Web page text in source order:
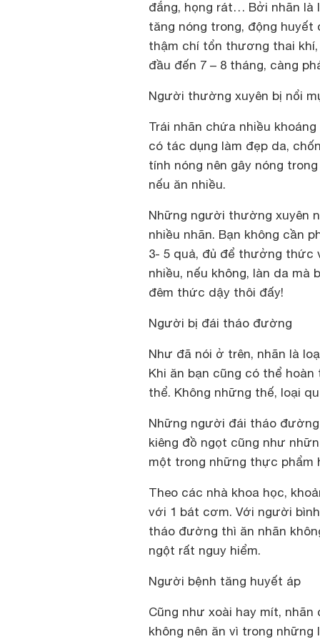
đắng, họng rát… Bởi nhãn là
tăng nóng trong, động
thậm chí tổn thương thai
đầu đến 7 – 8 tháng, càng
Người thường xuyên bị nổi
Trái nhãn chứa nhiều
có tác dụng làm đẹp da,
tính nóng nên gây nóng
nếu ăn nhiều.
Những người thường xuyên
nhiều nhãn. Bạn không cần
3- 5 quả, đủ để thưởng thức
nhiều, nếu không, làn da mà
đêm thức dậy thôi đấy!
Người bị đái tháo đường
Như đã nói ở trên, nhãn là
Khi ăn bạn cũng có thể
thể. Không những thế, loại
Những người đái tháo
kiêng đồ ngọt cũng như
một trong những thực phẩm
Theo các nhà khoa học,
với 1 bát cơm. Với người
tháo đường thì ăn nhãn
ngột rất nguy hiểm.
Người bệnh tăng huyết áp
Cũng như xoài hay mít,
không nên ăn vì trong những